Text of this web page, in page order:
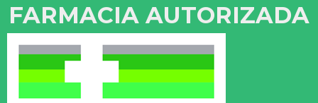
FARMACIA AUTORIZADA